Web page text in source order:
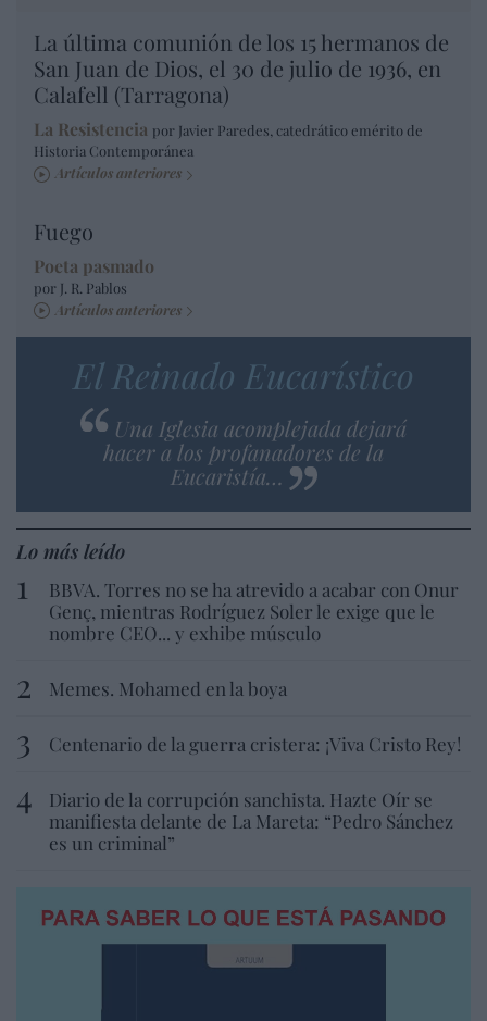
La última comunión de los 15 hermanos de
San Juan de Dios, el 30 de julio de 1936, en
Calafell (Tarragona)
La Resistencia por Javier Paredes, catedrático emérito de
Historia Contemporánea
Artículos anteriores
Fuego
Poeta pasmado
por J. R. Pablos
Artículos anteriores
El Reinado Eucarístico
Una Iglesia acomplejada dejará
hacer a los profanadores de la
Eucaristía…
Lo más leído
BBVA. Torres no se ha atrevido a acabar con Onur
Genç, mientras Rodríguez Soler le exige que le
nombre CEO... y exhibe músculo
Memes. Mohamed en la boya
Centenario de la guerra cristera: ¡Viva Cristo Rey!
Diario de la corrupción sanchista. Hazte Oír se
manifiesta delante de La Mareta: “Pedro Sánchez
es un criminal”